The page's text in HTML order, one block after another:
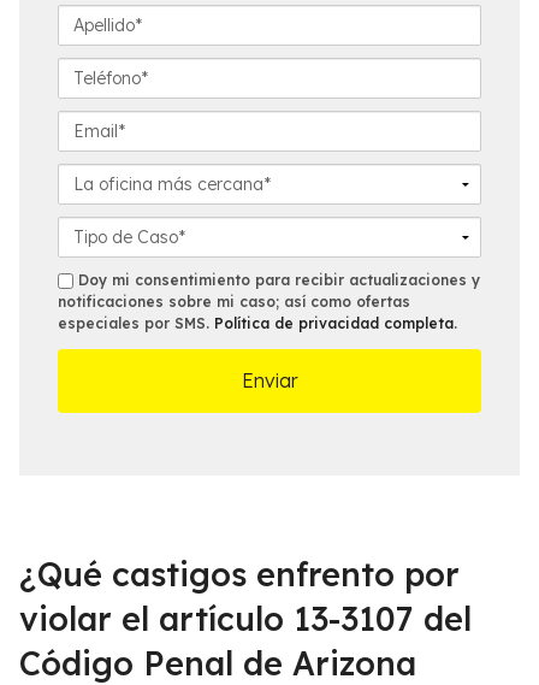
m
r
*
p
e
l
d
*
e
l
f
n
*
m
a
l
a
o
i
c
i
n
a
a
*
e
t
a
l
l
s
o
s
m
s
Doy mi consentimiento para recibir actualizaciones y
notificaciones sobre mi caso; así como ofertas
especiales por SMS. Política de privacidad completa.
¿Qué castigos enfrento por
violar el artículo 13-3107 del
Código Penal de Arizona